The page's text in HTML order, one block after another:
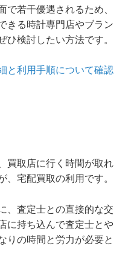
で若干優遇されるため、
きる時計専門店やブラン
ひ検討したい方法です。
と利用手順について確認
買取店に行く時間が取れ
、宅配買取の利用です。
、査定士との直接的な交
に持ち込んで査定士とや
りの時間と労力が必要と